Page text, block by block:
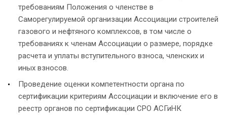
требованиям Положения о членстве в
Саморегулируемой организации Ассоциации строителей
газового и нефтяного комплексов, в том числе о
требованиях к членам Ассоциации о размере, порядке
расчета и уплаты вступительного взноса, членских и
иных взносов.
Проведение оценки компетентности органа по
сертификации критериям Ассоциации и включение его в
реестр органов по сертификации СРО АСГиНК